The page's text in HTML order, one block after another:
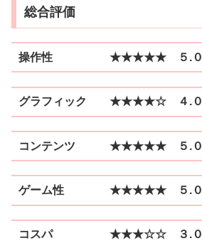
総合評価
操作性 ★★★★★ ５.０
グラフィック ★★★★☆ ４.０
コンテンツ ★★★★★ ５.０
ゲーム性 ★★★★★ ５.０
コスパ ★★★☆☆ ３.０